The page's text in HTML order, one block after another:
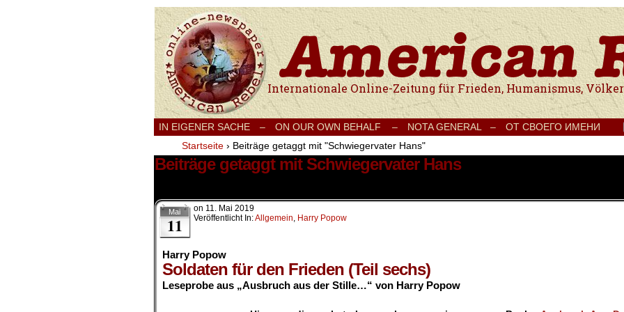
Internationale Onlinezeitung für Frieden, Humanismus, Völkerverständigung und
IN EIGENER SACHE – ON OUR OWN BEHALF – NOTA GENERAL – ОТ СВОЕГО ИМЕНИ
Startseite › Beiträge getaggt mit "Schwiegervater Hans"
Beiträge getaggt mit Schwiegervater Hans
Mai
11
on 11. Mai 2019
Veröffentlicht In:Allgemein, Harry Popow
Harry Popow
Soldaten für den Frieden (Teil sechs)
Leseprobe aus „Ausbruch aus der Stille…“ von Harry Popow